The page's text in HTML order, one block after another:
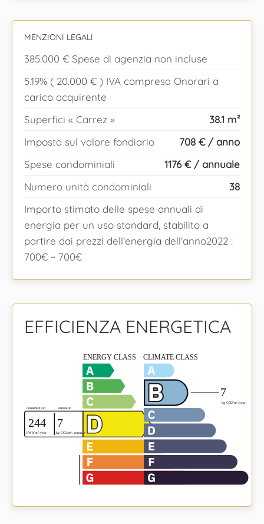
MENZIONI LEGALI
385.000 € Spese di agenzia non incluse
5.19% ( 20.000 € ) IVA compresa Onorari a
carico acquirente
Superfici « Carrez »
38.1 m²
Imposta sul valore fondiario
708 € / anno
Spese condominiali
1176 € / annuale
Numero unità condominiali
38
Importo stimato delle spese annuali di
energia per un uso standard, stabilito a
partire dai prezzi dell'energia dell'anno2022 :
700€ ~ 700€
EFFICIENZA ENERGETICA